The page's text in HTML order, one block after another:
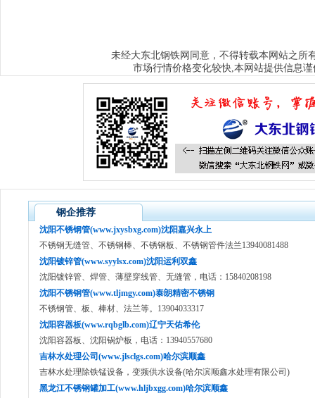
未经大东北钢铁网 同意，不得转载本网站之所
市场行情价格变化较快,本网站提供信息
钢企推荐
沈阳不锈钢管(www.jxysbxg.com)沈阳嘉兴永上
不锈钢无缝管、不锈钢棒、不锈钢板、不锈钢管件法兰13940081488
沈阳镀锌管(www.syylsx.com)沈阳运利双鑫
沈阳镀锌管、焊管、薄壁穿线管、无缝管，电话：15840208198
沈阳不锈钢管(www.tljmgy.com)泰朗精密不锈钢
不锈钢管、板、棒材、法兰等。13904033317
沈阳容器板(www.rqbglb.com)辽宁天佑希伦
沈阳容器板、沈阳锅炉板，电话：13940557680
吉林水处理公司(www.jlsclgs.com)哈尔滨顺鑫
吉林水处理除铁锰设备，变频供水设备(哈尔滨顺鑫水处理有限公司)
黑龙江不锈钢罐加工(www.hljbxgg.com)哈尔滨顺鑫